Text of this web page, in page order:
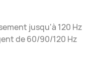
jusqu'à 120 Hz
de 60/90/120 Hz